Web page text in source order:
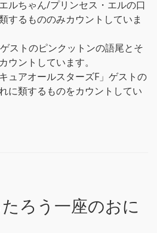
ルちゃん/プリンセス・エルの口
するもののみカウントしていま
ストのピンクットンの語尾とそ
ウントしています。
ュアオールスターズF」ゲストの
に類するものをカウントしてい
ろう一座のおに